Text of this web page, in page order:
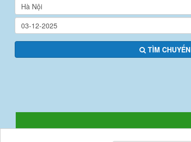
TÌM CHUYẾN